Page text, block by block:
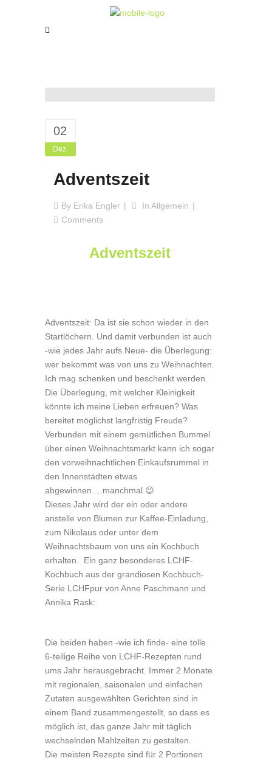
02
Dez.
Adventszeit
By Erika Engler In Allgemein
Comments
Adventszeit
Adventszeit: Da ist sie schon wieder in den
Startlöchern. Und damit verbunden ist auch
-wie jedes Jahr aufs Neue- die Überlegung:
wer bekommt was von uns zu Weihnachten.
Ich mag schenken und beschenkt werden.
Die Überlegung, mit welcher Kleinigkeit
könnte ich meine Lieben erfreuen? Was
bereitet möglichst langfristig Freude?
Verbunden mit einem gemütlichen Bummel
über einen Weihnachtsmarkt kann ich sogar
den vorweihnachtlichen Einkaufsrummel in
den Innenstädten etwas
abgewinnen….manchmal 😉
Dieses Jahr wird der ein oder andere
anstelle von Blumen zur Kaffee-Einladung,
zum Nikolaus oder unter dem
Weihnachtsbaum von uns ein Kochbuch
erhalten. Ein ganz besonderes LCHF-
Kochbuch aus der grandiosen Kochbuch-
Serie LCHFpur von Anne Paschmann und
Annika Rask:
Die beiden haben -wie ich finde- eine tolle
6-teilige Reihe von LCHF-Rezepten rund
ums Jahr herausgebracht. Immer 2 Monate
mit regionalen, saisonalen und einfachen
Zutaten ausgewählten Gerichten sind in
einem Band zusammengestellt, so dass es
möglich ist, das ganze Jahr mit täglich
wechselnden Mahlzeiten zu gestalten.
Die meisten Rezepte sind für 2 Portionen